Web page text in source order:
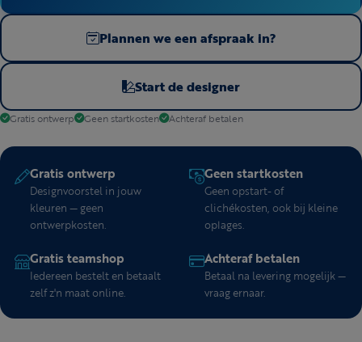
Plannen we een afspraak in?
Start de designer
Gratis ontwerp Geen startkosten Achteraf betalen
Gratis ontwerp
Designvoorstel in jouw
kleuren — geen
ontwerpkosten.
Geen startkosten
Geen opstart- of
clichékosten, ook bij kleine
oplages.
Gratis teamshop
Iedereen bestelt en betaalt
zelf z'n maat online.
Achteraf betalen
Betaal na levering mogelijk —
vraag ernaar.